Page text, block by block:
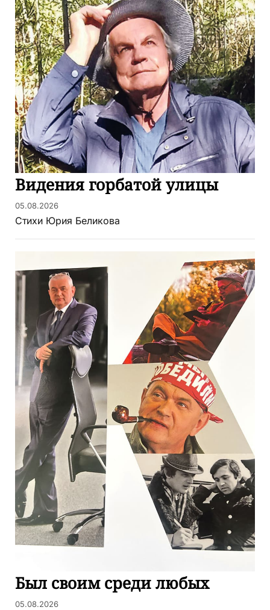
Видения горбатой улицы
05.08.2026
Стихи Юрия Беликова
Был своим среди любых
05.08.2026